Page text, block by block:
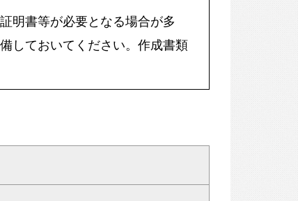
明書等が必要となる場合が多
しておいてください。作成書類